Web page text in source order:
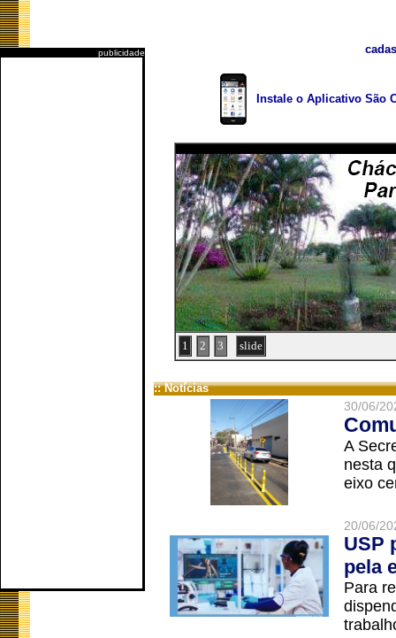
publicidade
Instale o Aplicativo São
1 2 3 slide
:: Notícias
30/06/
A
nesta
eixo
20/06/
USP
pela
Para